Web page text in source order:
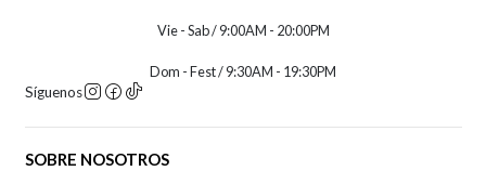
Vie - Sab / 9:00AM - 20:00PM
Dom - Fest / 9:30AM - 19:30PM
Síguenos
SOBRE NOSOTROS